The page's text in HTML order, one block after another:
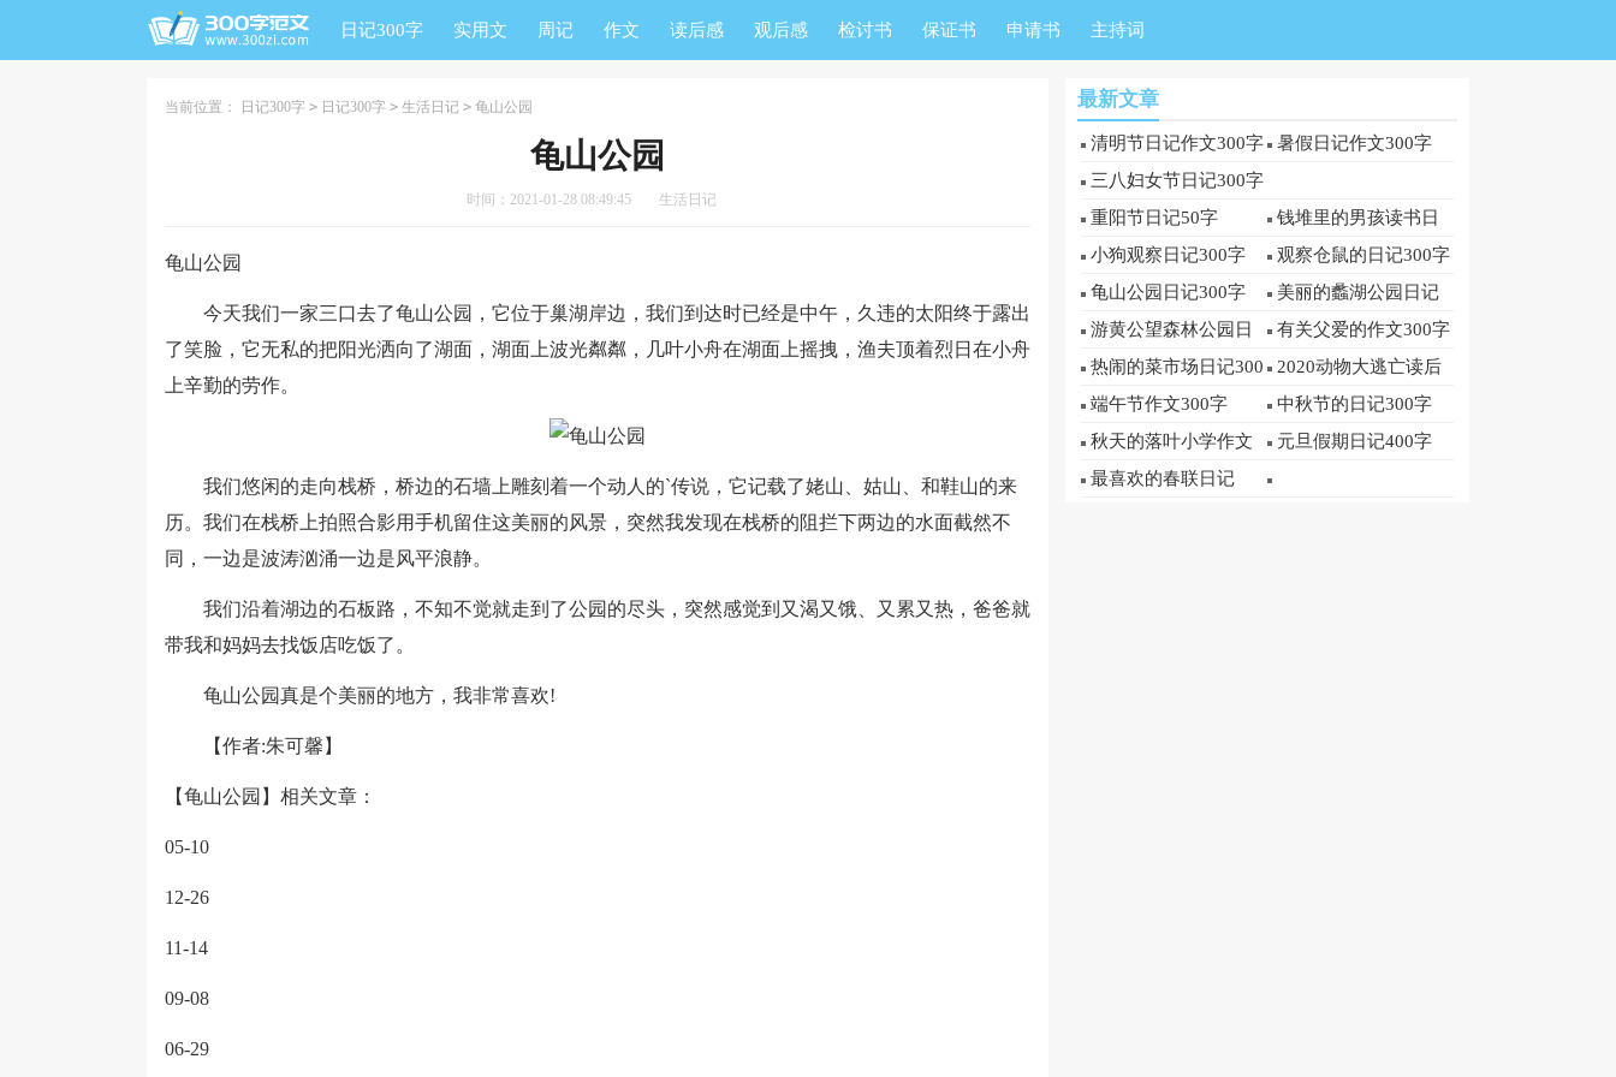
日记300字 实用文 周记 作文 读后感 观后感 检讨书 保证书 申请书 主持词
当前位置： 日记300字 > 日记300字 > 生活日记 > 龟山公园
龟山公园
时间：2021-01-28 08:49:45 生活日记
龟山公园
今天我们一家三口去了龟山公园，它位于巢湖岸边，我们到达时已经是中午，久违的太阳终于露出
了笑脸，它无私的把阳光洒向了湖面，湖面上波光粼粼，几叶小舟在湖面上摇拽，渔夫顶着烈日在小舟
上辛勤的劳作。
我们悠闲的走向栈桥，桥边的石墙上雕刻着一个动人的`传说，它记载了姥山、姑山、和鞋山的来
历。我们在栈桥上拍照合影用手机留住这美丽的风景，突然我发现在栈桥的阻拦下两边的水面截然不
同，一边是波涛汹涌一边是风平浪静。
我们沿着湖边的石板路，不知不觉就走到了公园的尽头，突然感觉到又渴又饿、又累又热，爸爸就
带我和妈妈去找饭店吃饭了。
龟山公园真是个美丽的地方，我非常喜欢!
【作者:朱可馨】
【龟山公园】相关文章：
05-10
12-26
11-14
09-08
06-29
最新文章
清明节日记作文300字
暑假日记作文300字
三八妇女节日记300字
重阳节日记50字
钱堆里的男孩读书日
记300字
小狗观察日记300字
观察仓鼠的日记300字
龟山公园日记300字
美丽的蠡湖公园日记
300字
游黄公望森林公园日
记300字
有关父爱的作文300字
热闹的菜市场日记300
字
2020动物大逃亡读后
感
端午节作文300字
中秋节的日记300字
秋天的落叶小学作文
300字
元旦假期日记400字
最喜欢的春联日记